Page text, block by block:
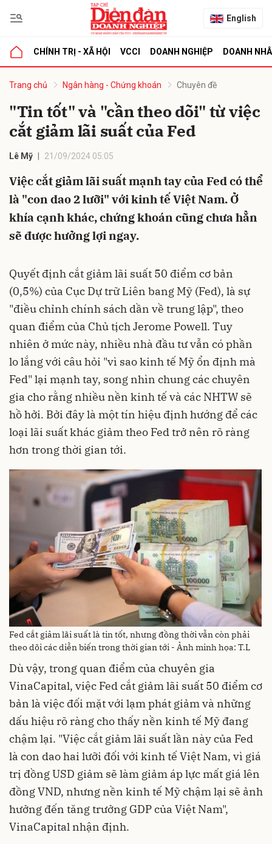
English
CHÍNH TRỊ - XÃ HỘI VCCI DOANH NGHIỆP DOANH
Trang chủ Ngân hàng - Chứng khoán Chuyên đề
"Tin tốt" và "cần theo dõi" từ việc
cắt giảm lãi suất của Fed
Lê Mỹ 21/09/2024 05:05
Việc cắt giảm lãi suất mạnh tay của Fed có thể
là "con dao 2 lưỡi" với kinh tế Việt Nam. Ở
khía cạnh khác, chứng khoán cũng chưa hẳn
sẽ được hưởng lợi ngay.
Quyết định cắt giảm lãi suất 50 điểm cơ bản
(0,5%) của Cục Dự trữ Liên bang Mỹ (Fed), là sự
"điều chỉnh chính sách dần về trung lập", theo
quan điểm của Chủ tịch Jerome Powell. Tuy
nhiên ở mức này, nhiều nhà đầu tư vẫn có phần
lo lắng với câu hỏi "vì sao kinh tế Mỹ ổn định mà
Fed" lại mạnh tay, song nhìn chung các chuyên
gia cho rằng nhiều nền kinh tế và các NHTW sẽ
hồ hởi. Bởi đây là một tín hiệu định hướng để các
loại lãi suất khác giảm theo Fed trở nên rõ ràng
hơn trong thời gian tới.
Fed cắt giảm lãi suất là tin tốt, nhưng đồng thời vẫn còn phải
theo dõi các diễn biến trong thời gian tới - Ảnh minh họa: T.L
Dù vậy, trong quan điểm của chuyên gia
VinaCapital, việc Fed cắt giảm lãi suất 50 điểm cơ
bản là việc đối mặt với lạm phát giảm và những
dấu hiệu rõ ràng cho thấy nền kinh tế Mỹ đang
chậm lại. "Việc cắt giảm lãi suất lần này của Fed
là con dao hai lưỡi đối với kinh tế Việt Nam, vì giá
trị đồng USD giảm sẽ làm giảm áp lực mất giá lên
đồng VND, nhưng nền kinh tế Mỹ chậm lại sẽ ảnh
hưởng đến tăng trưởng GDP của Việt Nam",
VinaCapital nhận định.
luận
Hủy